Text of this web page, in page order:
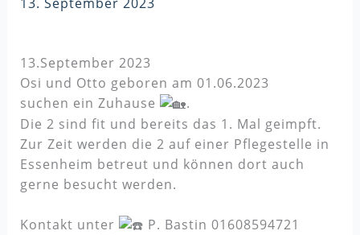
13.September 2023
Osi und Otto geboren am 01.06.2023
suchen ein Zuhause
.
Die 2 sind fit und bereits das 1. Mal geimpft.
Zur Zeit werden die 2 auf einer Pflegestelle in
Essenheim betreut und können dort auch
gerne besucht werden.
Kontakt unter
P. Bastin 01608594721